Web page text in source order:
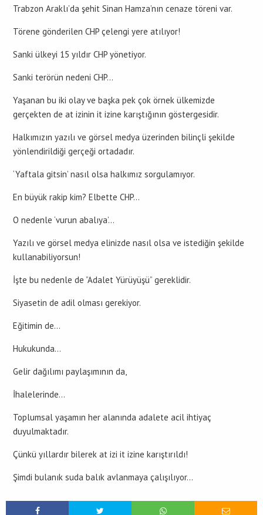
Trabzon Araklı’da şehit Sinan Hamza’nın cenaze töreni var.
Törene gönderilen CHP çelengi yere atılıyor!
Sanki ülkeyi 15 yıldır CHP yönetiyor.
Sanki terörün nedeni CHP…
Yaşanan bu iki olay ve başka pek çok örnek ülkemizde
gerçekten de at izinin it izine karıştığının göstergesidir.
Halkımızın yazılı ve görsel medya üzerinden bilinçli şekilde
yönlendirildiği gerçeği ortadadır.
‘Yaftala gitsin’ nasıl olsa halkımız sorgulamıyor.
En büyük rakip kim? Elbette CHP…
O nedenle ‘vurun abalıya’…
Yazılı ve görsel medya elinizde nasıl olsa ve istediğin şekilde
kullanabiliyorsun!
İşte bu nedenle de ”Adalet Yürüyüşü” gereklidir.
Siyasetin de adil olması gerekiyor.
Eğitimin de…
Hukukunda…
Gelir dağılımı paylaşımının da,
İhalelerinde…
Toplumsal yaşamın her alanında adalete acil ihtiyaç
duyulmaktadır.
Çünkü yıllardır bilerek at izi it izine karıştırıldı!
Şimdi bulanık suda balık avlanmaya çalışılıyor…